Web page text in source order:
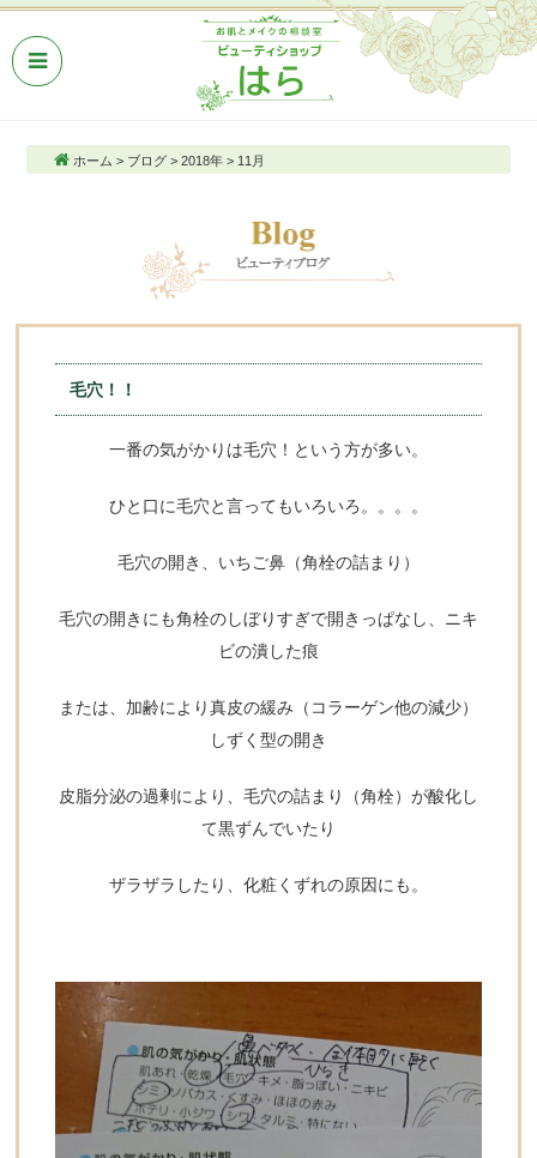
ホーム > ブログ> 2018年> 11月
毛穴！！
一番の気がかりは毛穴！という方が多い。
ひと口に毛穴と言ってもいろいろ。。。。
毛穴の開き、いちご鼻（角栓の詰まり）
毛穴の開きにも角栓のしぼりすぎで開きっぱなし、ニキ
ビの潰した痕
または、加齢により真皮の緩み（コラーゲン他の減少）
しずく型の開き
皮脂分泌の過剰により、毛穴の詰まり（角栓）が酸化し
て黒ずんでいたり
ザラザラしたり、化粧くずれの原因にも。